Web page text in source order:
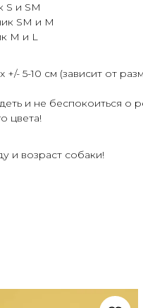
S и SM
SM и M
M и L
+/- 5-10 см (зависит от
и не беспокоиться
цвета!
и возраст собаки!